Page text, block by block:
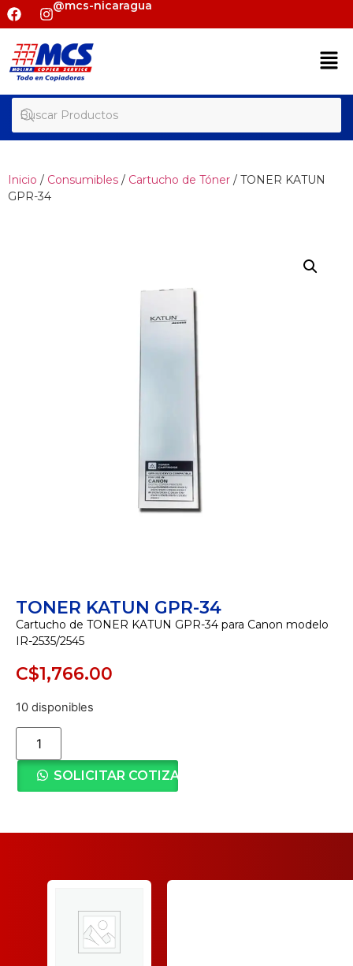
@mcs-nicaragua
Inicio / Consumibles / Cartucho de Tóner / TONER KATUN
GPR-34
TONER KATUN GPR-34
Cartucho de TONER KATUN GPR-34 para Canon modelo
IR-2535/2545
C$1,766.00
10 disponibles
SOLICITAR COTIZACIÓN